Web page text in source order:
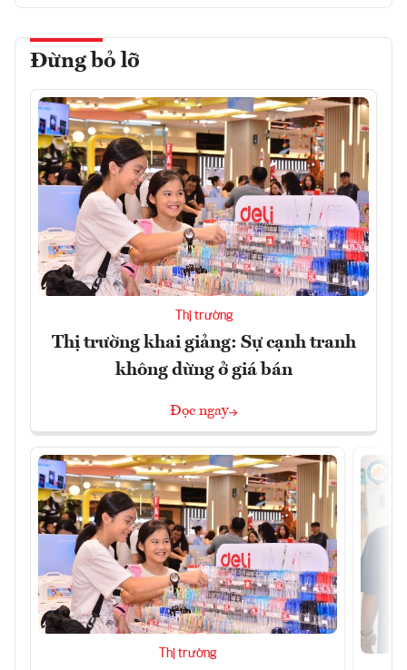
Đừng bỏ lỡ
Thị trường
Thị trường khai giảng: Sự cạnh tranh
không dừng ở giá bán
Đọc ngay
Thị trường